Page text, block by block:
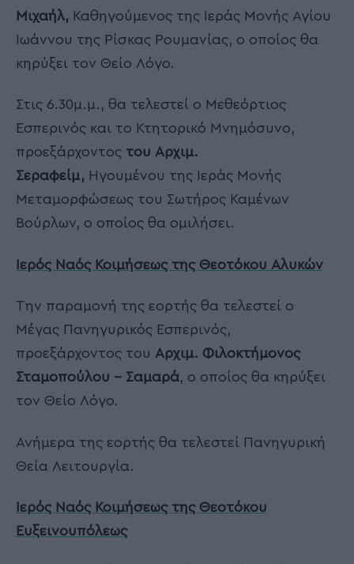
Μιχαήλ, Καθηγούμενος της Ιεράς Μονής Αγίου
Ιωάννου της Ρίσκας Ρουμανίας, ο οποίος θα
κηρύξει τον Θείο Λόγο.
Στις 6.30μ.μ., θα τελεστεί ο Μεθεόρτιος
Εσπερινός και το Κτητορικό Μνημόσυνο,
προεξάρχοντος του Αρχιμ.
Σεραφείμ, Ηγουμένου της Ιεράς Μονής
Μεταμορφώσεως του Σωτήρος Καμένων
Βούρλων, ο οποίος θα ομιλήσει.
Ιερός Ναός Κοιμήσεως της Θεοτόκου Αλυκών
Την παραμονή της εορτής θα τελεστεί ο
Μέγας Πανηγυρικός Εσπερινός,
προεξάρχοντος του Αρχιμ. Φιλοκτήμονος
Σταμοπούλου – Σαμαρά, ο οποίος θα κηρύξει
τον Θείο Λόγο.
Ανήμερα της εορτής θα τελεστεί Πανηγυρική
Θεία Λειτουργία.
Ιερός Ναός Κοιμήσεως της Θεοτόκου
Ευξεινουπόλεως